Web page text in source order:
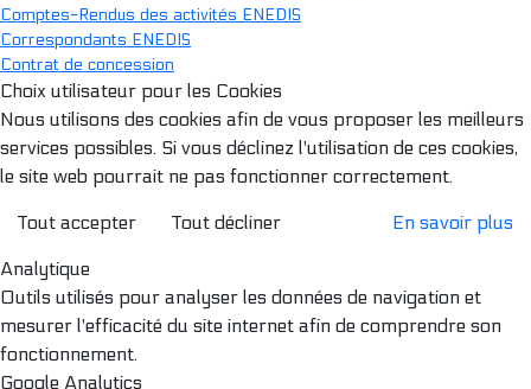
Comptes-Rendus des activités ENEDIS
Correspondants ENEDIS
Contrat de concession
Choix utilisateur pour les Cookies
Nous utilisons des cookies afin de vous proposer les meilleurs
services possibles. Si vous déclinez l'utilisation de ces cookies,
le site web pourrait ne pas fonctionner correctement.
Tout accepter Tout décliner En savoir plus
Analytique
Outils utilisés pour analyser les données de navigation et
mesurer l'efficacité du site internet afin de comprendre son
fonctionnement.
Google Analytics